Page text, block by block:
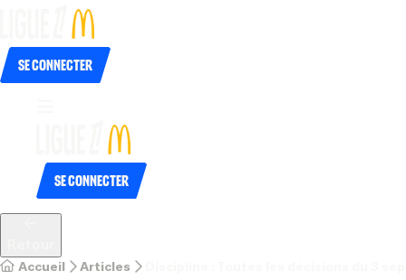
Se connecter
Se connecter
Accueil Articles